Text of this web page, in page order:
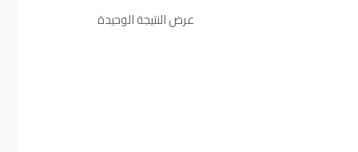
عرض النتيجة الوحيدة